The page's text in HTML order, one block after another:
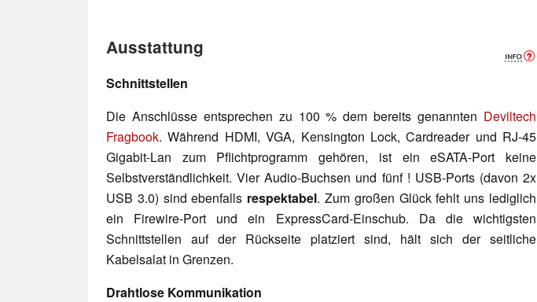
Ausstattung
Schnittstellen
Die Anschlüsse entsprechen zu 100 % dem bereits genannten Deviltech
Fragbook. Während HDMI, VGA, Kensington Lock, Cardreader und RJ-45
Gigabit-Lan zum Pflichtprogramm gehören, ist ein eSATA-Port keine
Selbstverständlichkeit. Vier Audio-Buchsen und fünf ! USB-Ports (davon 2x
USB 3.0) sind ebenfalls respektabel. Zum großen Glück fehlt uns lediglich
ein Firewire-Port und ein ExpressCard-Einschub. Da die wichtigsten
Schnittstellen auf der Rückseite platziert sind, hält sich der seitliche
Kabelsalat in Grenzen.
Drahtlose Kommunikation